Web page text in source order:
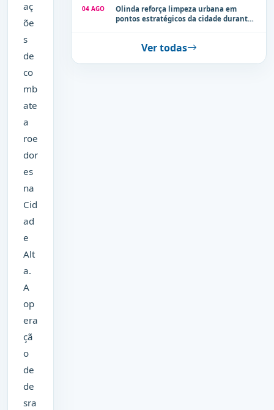
aç
õe
s
de
co
mb
ate
a
roe
dor
es
na
Cid
ad
e
Alt
a.
A
op
era
çã
o
de
de
sra
04 AGO
Olinda reforça limpeza urbana em
pontos estratégicos da cidade durante
Ver todas